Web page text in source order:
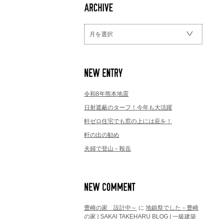
月を選択
令和8年熊本地震
日射遮蔽のターフ！今年も大活躍
軒ゼロ住宅でも窓の上には庇を！
軒の出の勧め
夫婦で登山－鞍岳
豊崎の家 設計中～ に 地鎮祭でした－豊崎
の家 | SAKAI TAKEHARU BLOG | 一級建築